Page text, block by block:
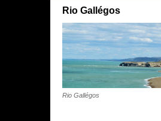
Rio Gallégos
Rio Gallégos